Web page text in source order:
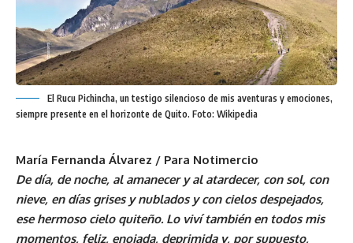
El Rucu Pichincha, un testigo silencioso de mis aventuras y emociones,
siempre presente en el horizonte de Quito. Foto: Wikipedia
María Fernanda Álvarez / Para Notimercio
De día, de noche, al amanecer y al atardecer, con sol, con
nieve, en días grises y nublados y con cielos despejados,
ese hermoso cielo quiteño. Lo viví también en todos mis
momentos, feliz, enojada, deprimida y, por supuesto,